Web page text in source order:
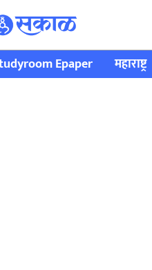
Epaper महाराष्ट्र